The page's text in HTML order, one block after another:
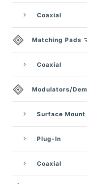
Coaxial
Matching Pads
Coaxial
Modulators/
Surface Mount
Plug-In
Coaxial